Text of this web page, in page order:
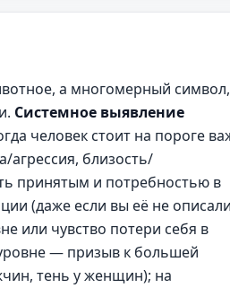
а многомерный символ,
Системное выявление
человек стоит на пороге
агрессия, близость/
принятым и потребностью в
(даже если вы её не
или чувство потери себя в
— призыв к большей
тень у женщин); на